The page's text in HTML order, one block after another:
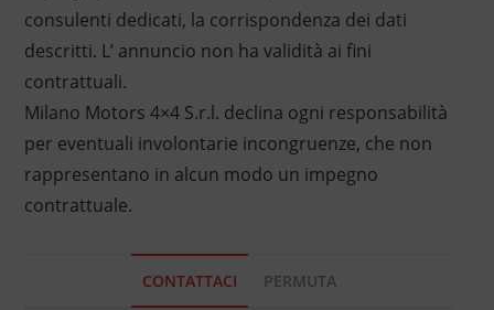
consulenti dedicati, la corrispondenza dei dati
descritti. L’ annuncio non ha validità ai fini
contrattuali.
Milano Motors 4×4 S.r.l. declina ogni responsabilità
per eventuali involontarie incongruenze, che non
rappresentano in alcun modo un impegno
contrattuale.
CONTATTACI PERMUTA